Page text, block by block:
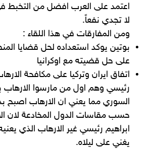
اعتمد على العرب افضل من التخبط
لا تجدي نفعاً.
ومن المفارقات في هذا اللقاء :
بوتين يوكد استعداده لحل قضايا
على حل قضيته مع اوكرانيا
اتفاق ايران وتركيا على مكافحة
رئيسي وهم اول من مارسوا
السوري مما يعني ان الارهاب اصبح
حسب مقاسات الدول المخادعة لان
ابراهيم رئيسي غير الارهاب الذي
يغني على ليلاه.